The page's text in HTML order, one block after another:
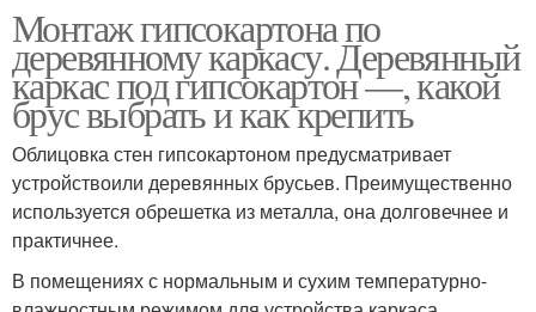
Монтаж гипсокартона по
деревянному каркасу. Деревянный
каркас под гипсокартон —, какой
брус выбрать и как крепить
Облицовка стен гипсокартоном предусматривает
устройствоили деревянных брусьев. Преимущественно
используется обрешетка из металла, она долговечнее и
практичнее.
В помещениях с нормальным и сухим температурно-